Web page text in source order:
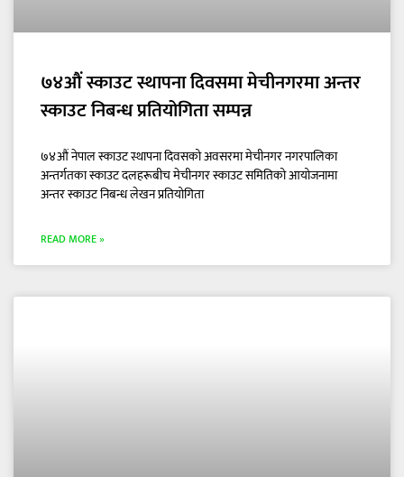
७४औं स्काउट स्थापना दिवसमा मेचीनगरमा अन्तर
स्काउट निबन्ध प्रतियोगिता सम्पन्न
७४औं नेपाल स्काउट स्थापना दिवसको अवसरमा मेचीनगर नगरपालिका
अन्तर्गतका स्काउट दलहरूबीच मेचीनगर स्काउट समितिको आयोजनामा
अन्तर स्काउट निबन्ध लेखन प्रतियोगिता
READ MORE »